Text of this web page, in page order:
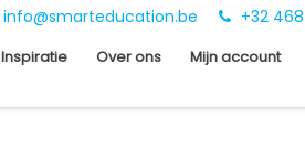
info@smarteducation.be +32
Inspiratie Over ons Mijn account